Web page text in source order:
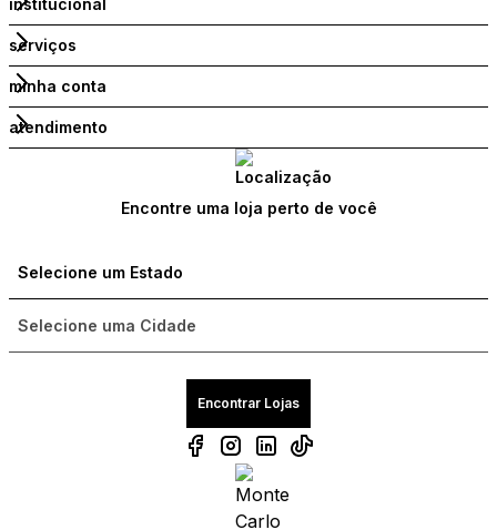
Compre com um Embaixador
institucional
serviços
minha conta
atendimento
Encontre uma loja perto de você
Encontrar Lojas
Compre com um Embaixador